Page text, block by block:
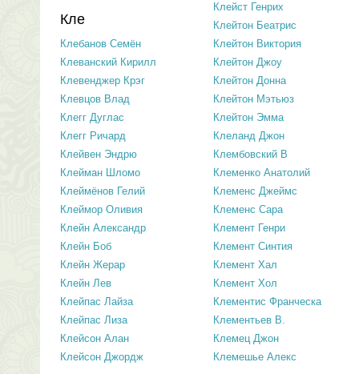
Кле
Клебанов Семён
Клеванский Кирилл
Клевенджер Крэг
Клевцов Влад
Клегг Дуглас
Клегг Ричард
Клейвен Эндрю
Клейман Шломо
Клеймёнов Гелий
Клеймор Оливия
Клейн Александр
Клейн Боб
Клейн Жерар
Клейн Лев
Клейпас Лайза
Клейпас Лиза
Клейсон Алан
Клейсон Джордж
Клейст Генрих
Клейтон Беатрис
Клейтон Виктория
Клейтон Джоу
Клейтон Донна
Клейтон Мэтьюз
Клейтон Эмма
Клеланд Джон
Клембовский В
Клеменко Анатолий
Клеменс Джеймс
Клеменс Сара
Клемент Генри
Клемент Синтия
Клемент Хал
Клемент Хол
Клементис Франческа
Клементьев В.
Клемец Джон
Клемешье Алекс